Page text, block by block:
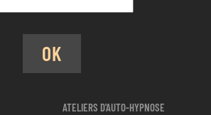
OK
ATELIERS D'AUTO-HYPNOSE